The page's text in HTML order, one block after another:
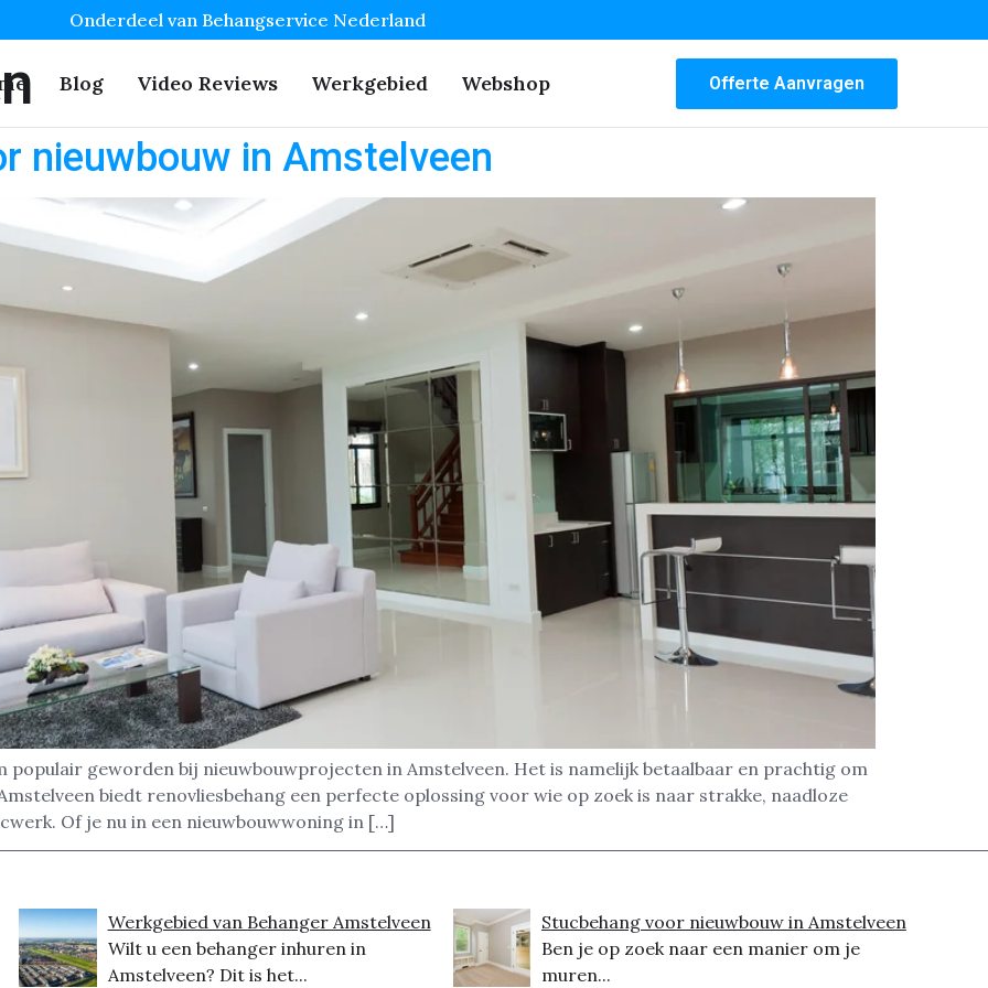
Onderdeel van Behangservice Nederland
Blog Video Reviews Werkgebied Webshop Offerte Aanvragen
nieuwbouw in Amstelveen
populair geworden bij nieuwbouwprojecten in Amstelveen. Het is namelijk betaalbaar en prachtig om
biedt renovliesbehang een perfecte oplossing voor wie op zoek is naar strakke, naadloze
Of je nu in een nieuwbouwwoning in […]
Werkgebied van Behanger Amstelveen
Wilt u een behanger inhuren in
Amstelveen? Dit is het...
Stucbehang voor nieuwbouw in Amstelveen
Ben je op zoek naar een manier om je
muren...